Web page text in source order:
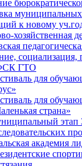
муниципальных
к новому
хозяйственная
социализация,
ГТО
для
для
страна»
этап
академия